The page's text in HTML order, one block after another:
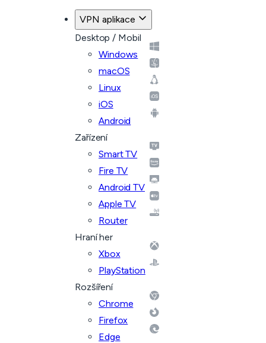
VPN aplikace
Desktop / Mobil
Windows
macOS
Linux
iOS
Android
Zařízení
Smart TV
Fire TV
Android TV
Apple TV
Router
Hraní her
Xbox
PlayStation
Rozšíření
Chrome
Firefox
Edge